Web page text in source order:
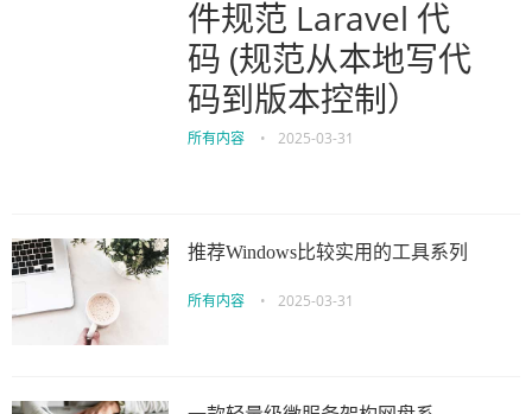
件规范 Laravel 代
码 (规范从本地写代
码到版本控制）
所有内容 • 2025-03-31
推荐Windows比较实用的工具系列
所有内容 • 2025-03-31